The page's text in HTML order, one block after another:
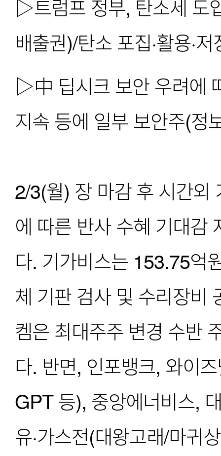
▷트럼프 정부, 탄소세 도
배출권)/탄소 포집·활용·
▷中 딥시크 보안 우려에
지속 등에 일부 보안주(정
2/3(월) 장 마감 후 시간외
에 따른 반사 수혜 기대감
다. 기가비스는 153.75억
체 기판 검사 및 수리장비
켐은 최대주주 변경 수반
다. 반면, 인포뱅크, 와이
GPT 등), 중앙에너비스,
유·가스전(대왕고래/마귀